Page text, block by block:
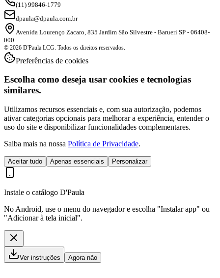
(11) 99846-1779
dpaula@dpaula.com.br
Avenida Lourenço Zacaro, 835 Jardim São Silvestre - Barueri SP - 06408-
000
© 2026 D'Paula LCG. Todos os direitos reservados.
Preferências de cookies
Escolha como deseja usar cookies e tecnologias
similares.
Utilizamos recursos essenciais e, com sua autorização, podemos
ativar categorias opcionais para melhorar a experiência, entender o
uso do site e disponibilizar funcionalidades complementares.
Saiba mais na nossa Política de Privacidade.
Aceitar tudo Apenas essenciais Personalizar
Instale o catálogo D'Paula
No Android, use o menu do navegador e escolha "Instalar app" ou
"Adicionar à tela inicial".
Ver instruções Agora não